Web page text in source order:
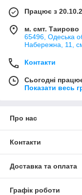
Працює з
м. смт. Таирово
65496, Одеська
Набережна, 11,
Контакти
Сьогодні
Показати весь
Про нас
Контакти
Доставка та оплата
Графік роботи